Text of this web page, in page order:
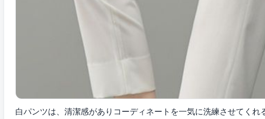
白パンツは、清潔感がありコーディネートを一気に洗練させてく